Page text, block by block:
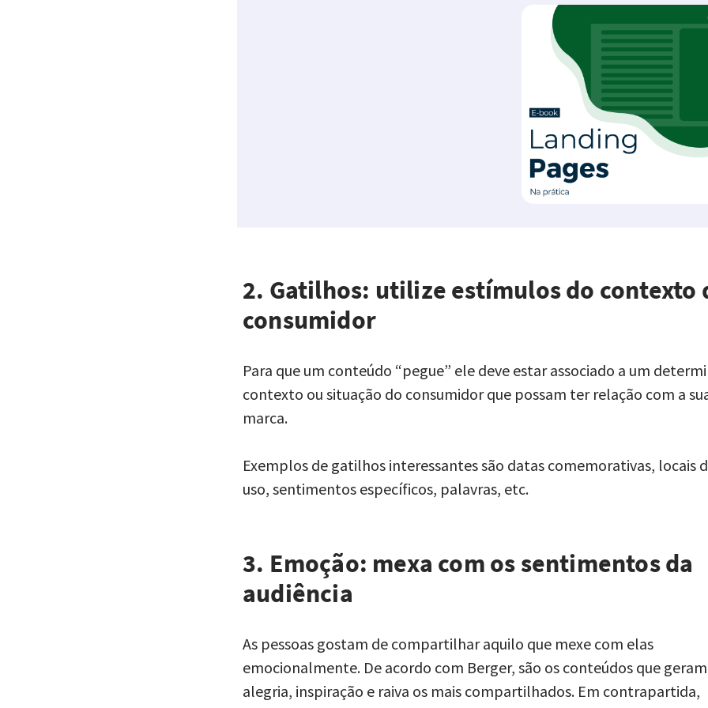
2. Gatilhos: utilize estímulos do contexto
consumidor
Para que um conteúdo “pegue” ele deve estar associado a um
contexto ou situação do consumidor que possam ter relação com a
marca.
Exemplos de gatilhos interessantes são datas comemorativas, locais
uso, sentimentos específicos, palavras, etc.
3. Emoção: mexa com os sentimentos da
audiência
As pessoas gostam de compartilhar aquilo que mexe com elas
emocionalmente. De acordo com Berger, são os conteúdos que geram
alegria, inspiração e raiva os mais compartilhados. Em contrapartida,